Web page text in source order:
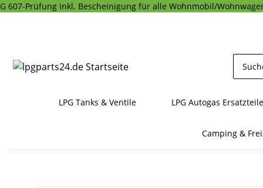
G 607-Prüfung inkl. Bescheinigung für alle Wohnmobil/
LPG Tanks & Ventile LPG Autogas Ersatzteile
Camping &